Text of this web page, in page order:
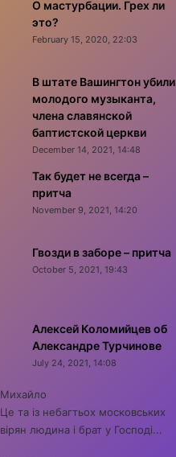
О мастурбации. Грех ли
это?
February 15, 2020, 22:03
В штате Вашингтон убили
молодого музыканта,
члена славянской
баптистской церкви
December 14, 2021, 14:48
Так будет не всегда –
притча
November 9, 2021, 14:20
Гвозди в заборе – притча
October 5, 2021, 19:43
Алексей Коломийцев об
Александре Турчинове
July 24, 2021, 14:08
Михайло
Це та із небагтьох московських
вірян людина і брат у Господі...